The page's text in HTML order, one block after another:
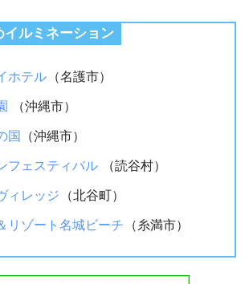
イルミネーション
ホテル （名護市）
（沖縄市）
国 （沖縄市）
フェスティバル （読谷村）
ィレッジ （北谷町）
リゾート名城ビーチ （糸満市）